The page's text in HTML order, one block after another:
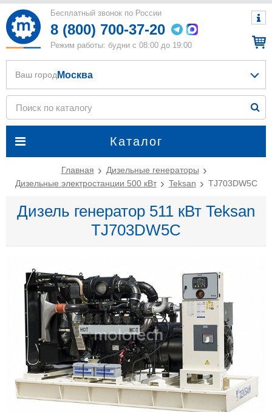
Бесплатный звонок по России
8 (800) 700-37-20
Режим работы: будни с 08:00 до 19:00
Каталог
Ваш город Москва
Главная
Дизельные генераторы
Дизельные электростанции 500 кВт
Teksan TJ703DW5C
Дизель генератор 511 кВт Teksan
TJ703DW5C